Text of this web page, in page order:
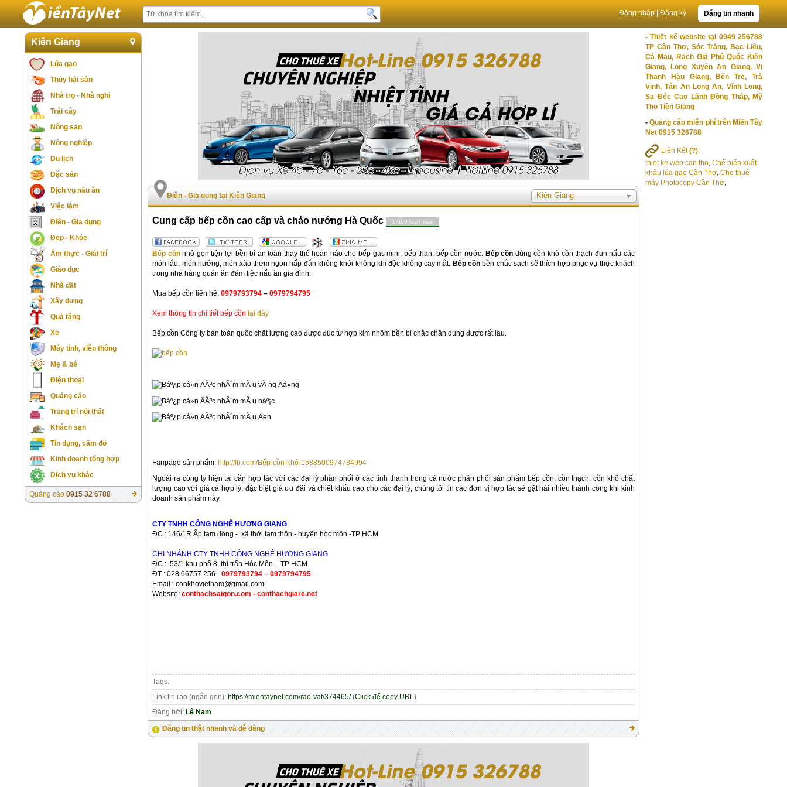
Đăng tin nhanh
Đăng nhập Đăng ký
Kiên Giang
Lúa gạo
Thủy hải sản
Nhà trọ - Nhà nghỉ
Trái cây
Nông sản
Nông nghiệp
Du lịch
Đặc sản
Dịch vụ nấu ăn
Việc làm
Điện - Gia dụng
Đẹp - Khỏe
Ẩm thực - Giải trí
Giáo dục
Nhà đất
Xây dựng
Quà tặng
Xe
Máy tính, viễn thông
Mẹ & bé
Điện thoại
Quảng cáo
Trang trí nội thất
Khách sạn
Tín dụng, cầm đồ
Kinh doanh tổng hợp
Dịch vụ khác
Quảng cáo 0915 32 6788
-Thiết kế website tại 0949 256788
TP Cần Thơ, Sóc Trăng, Bạc Liêu,
Cà Mau, Rạch Giá Phú Quốc Kiên
Giang, Long Xuyên An Giang, Vị
Thanh Hậu Giang, Bến Tre, Trà
Vinh, Tân An Long An, Vĩnh Long,
Sa Đéc Cao Lãnh Đồng Tháp, Mỹ
Tho Tiền Giang
-Quảng cáo miễn phí trên Miền Tây
Net 0915 326788
Liên Kết(?):
thiet ke web can tho, Chế biến xuất
khẩu lúa gạo Cần Thơ, Cho thuê
máy Photocopy Cần Thơ,
Điện - Gia dụng tại Kiên Giang
Kiên Giang
Cung cấp bếp cồn cao cấp và chảo nướng Hà Quốc 1,059 lượt xem
Bếp cồnnhỏ gọn tiện lợi bền bỉ an toàn thay thế hoàn hảo cho bếp gas mini, bếp than, bếp cồn nước. Bếp cồn dùng cồn khô cồn thạch đun nấu các
món lẩu, món nướng, món xào thơm ngon hấp đẫn không khói không khí độc không cay mắt. Bếp cồn bền chắc sạch sẽ thích hợp phục vụ thực khách
trong nhà hàng quán ăn đám tiệc nấu ăn gia đình.
Mua bếp cồn liên hệ: 0979793794 – 0979794795
Xem thông tin chi tiết bếp cồn tại đây
Bếp cồn Công ty bán toàn quốc chất lượng cao được đúc từ hợp kim nhôm bền bỉ chắc chắn dùng được rất lâu.
Fanpage sản phẩm: http://fb.com/Bếp-cồn-khô-1588500974734994
Ngoài ra công ty hiện tai cần hợp tác với các đại lý phân phối ở các tỉnh thành trong cả nước phân phối sản phẩm bếp cồn, cồn thạch, cồn khô chất
lượng cao với giá cả hợp lý, đặc biệt giá ưu đãi và chiết khấu cao cho các đại lý, chúng tôi tin các đơn vị hợp tác sẽ gặt hái nhiều thành công khi kinh
doanh sản phẩm này.
CTY TNHH CÔNG NGHÊ HƯƠNG GIANG
ĐC : 146/1R Ấp tam đông - xã thới tam thôn - huyện hóc môn -TP HCM
CHI NHÁNH CTY TNHH CÔNG NGHÊ HƯƠNG GIANG
ĐC : 53/1 khu phố 8, thị trấn Hóc Môn – TP HCM
ĐT : 028 66757 256 - 0979793794 – 0979794795
Email : conkhovietnam@gmail.com
Website: conthachsaigon.com - conthachgiare.net
Tags:
Link tin rao (ngắn gọn): https://mientaynet.com/rao-vat/374465/(Click để copy URL)
Đăng bởi: Lê Nam
Đăng tin thật nhanh và dễ dàng